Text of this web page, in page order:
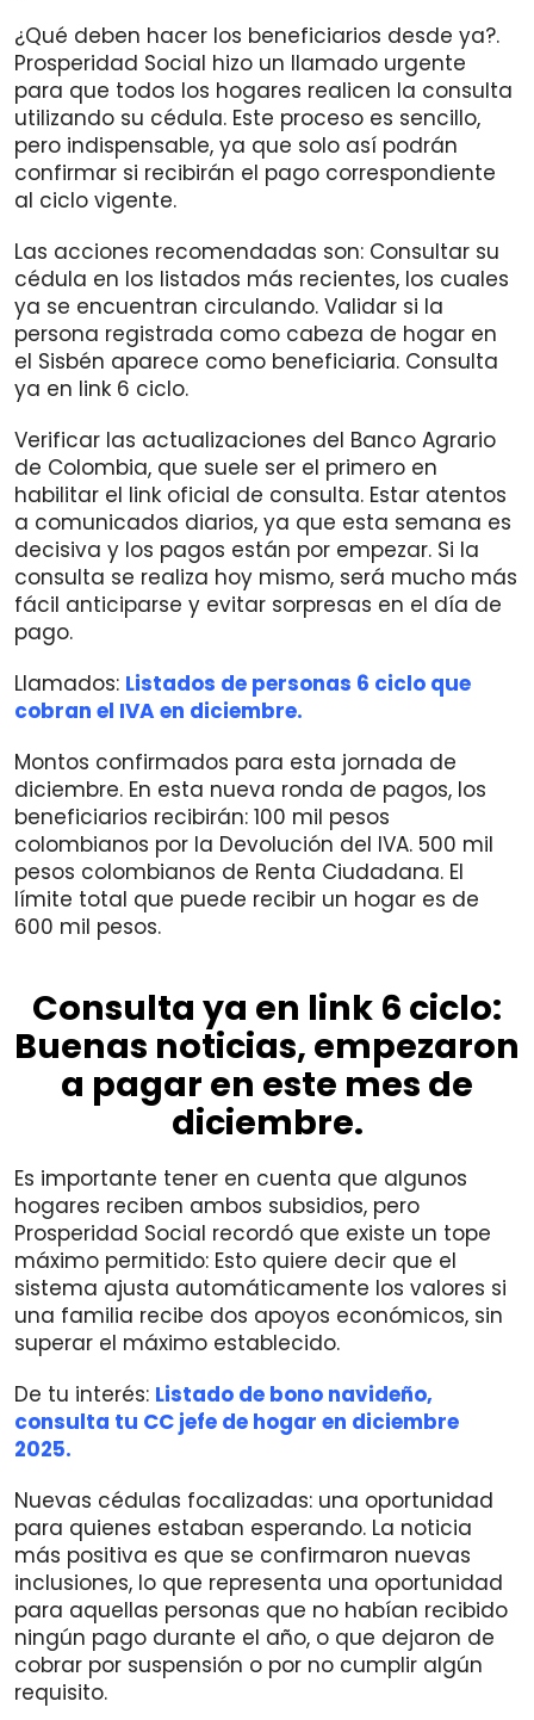
¿Qué deben hacer los beneficiarios desde ya?.
Prosperidad Social hizo un llamado urgente
para que todos los hogares realicen la consulta
utilizando su cédula. Este proceso es sencillo,
pero indispensable, ya que solo así podrán
confirmar si recibirán el pago correspondiente
al ciclo vigente.
Las acciones recomendadas son: Consultar su
cédula en los listados más recientes, los cuales
ya se encuentran circulando. Validar si la
persona registrada como cabeza de hogar en
el Sisbén aparece como beneficiaria. Consulta
ya en link 6 ciclo.
Verificar las actualizaciones del Banco Agrario
de Colombia, que suele ser el primero en
habilitar el link oficial de consulta. Estar atentos
a comunicados diarios, ya que esta semana es
decisiva y los pagos están por empezar. Si la
consulta se realiza hoy mismo, será mucho más
fácil anticiparse y evitar sorpresas en el día de
pago.
Llamados: Listados de personas 6 ciclo que
cobran el IVA en diciembre.
Montos confirmados para esta jornada de
diciembre. En esta nueva ronda de pagos, los
beneficiarios recibirán: 100 mil pesos
colombianos por la Devolución del IVA. 500 mil
pesos colombianos de Renta Ciudadana. El
límite total que puede recibir un hogar es de
600 mil pesos.
Consulta ya en link 6 ciclo:
Buenas noticias, empezaron
a pagar en este mes de
diciembre.
Es importante tener en cuenta que algunos
hogares reciben ambos subsidios, pero
Prosperidad Social recordó que existe un tope
máximo permitido: Esto quiere decir que el
sistema ajusta automáticamente los valores si
una familia recibe dos apoyos económicos, sin
superar el máximo establecido.
De tu interés: Listado de bono navideño,
consulta tu CC jefe de hogar en diciembre
2025.
Nuevas cédulas focalizadas: una oportunidad
para quienes estaban esperando. La noticia
más positiva es que se confirmaron nuevas
inclusiones, lo que representa una oportunidad
para aquellas personas que no habían recibido
ningún pago durante el año, o que dejaron de
cobrar por suspensión o por no cumplir algún
requisito.